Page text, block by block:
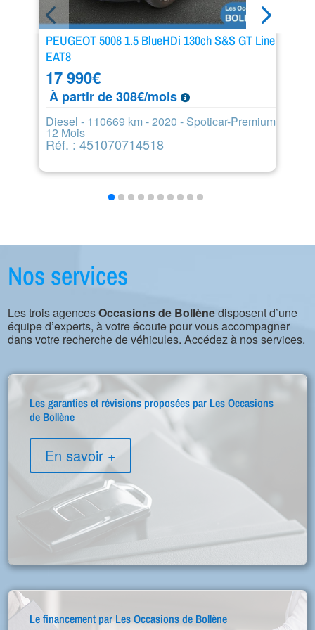
PEUGEOT 5008 1.5 BlueHDi 130ch S&S GT Line
EAT8
17 990€
À partir de 308€/mois
Diesel - 110669 km - 2020 - Spoticar-Premium
12 Mois
Réf. : 451070714518
Nos services
Les trois agencesOccasions de Bollènedisposent d’une
équipe d’experts, à votre écoute pour vous accompagner
dans votre recherche de véhicules. Accédez à nos services.
Les garanties et révisions proposées par Les Occasions
de Bollène
En savoir +
Le financement par Les Occasions de Bollène